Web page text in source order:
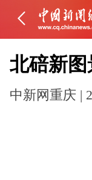
北碚新图
中新网重庆 |